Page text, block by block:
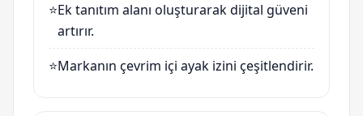
⭐Ek tanıtım alanı oluşturarak dijital güveni
artırır.
⭐Markanın çevrim içi ayak izini çeşitlendirir.